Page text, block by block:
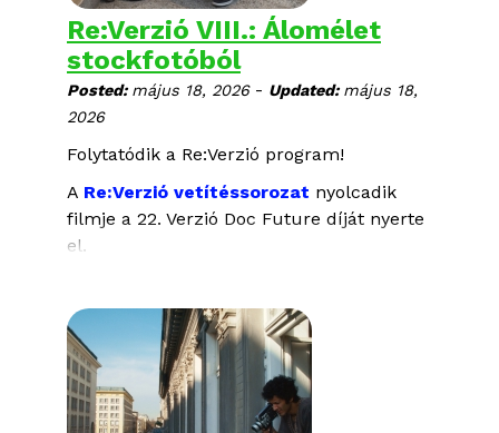
Re:Verzió VIII.: Álomélet
stockfotóból
Posted:május 18, 2026 - Updated:május 18,
2026
Folytatódik a Re:Verzió program!
A Re:Verzió vetítéssorozat nyolcadik
filmje a 22. Verzió Doc Future díját nyerte
el.
rendezte: Danial Shah
Belgium, Pakisztán, Hollandia, 2024, 78
perc
urdu, pastu, hazargi nyelven, magyar és